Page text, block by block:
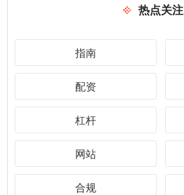
热点关注
指南
配资
杠杆
网站
合规